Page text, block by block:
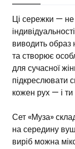
Ці сережки — не
виводить образ
та створює
для сучасної
підкреслювати
кожен рух — і
Сет «Муза»
на середину
виріб можна